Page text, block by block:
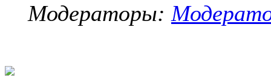
Модераторы: